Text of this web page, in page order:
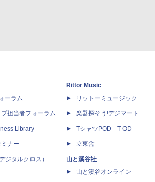
ーラム
担当者フォーラム
Library
ナー
ジタルクロス）
Rittor Music
リットーミュージック
楽器探そう!デジマート
TシャツPOD T-OD
立東舎
山と溪谷社
山と溪谷オンライン